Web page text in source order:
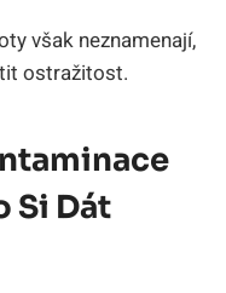
však neznamenají,
ostražitost.
Si Dát